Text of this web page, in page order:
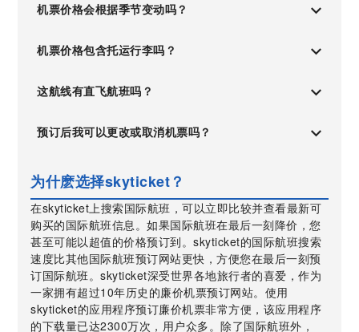
机票价格会根据季节变动吗？
机票价格包含托运行李吗？
这航线有直飞航班吗？
预订后我可以更改或取消机票吗？
为什麽选择skyticket？
在skyticket上搜索国际航班，可以立即比较并查看最新可
购买的国际航班信息。如果国际航班在最后一刻降价，您
甚至可能以超值的价格预订到。skyticket的国际航班搜索
速度比其他国际航班预订网站更快，方便您在最后一刻预
订国际航班。skyticket深受世界各地旅行者的喜爱，作为
一家拥有超过10年历史的廉价机票预订网站。使用
skyticket的应用程序预订廉价机票非常方便，该应用程序
的下载量已达2300万次，用户众多。除了国际航班外，